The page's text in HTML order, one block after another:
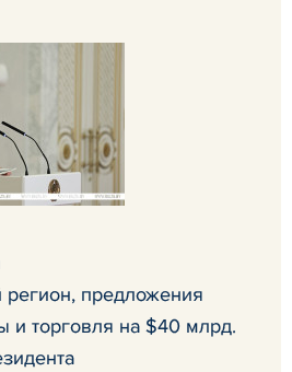
предложения
торговля на $40 млрд.